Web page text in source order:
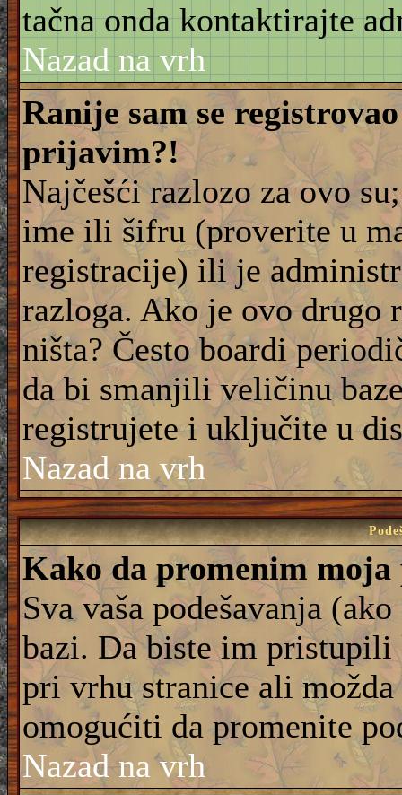
tačna onda kontaktirajte
Nazad na vrh
Ranije sam se
prijavim?!
Najčešći razlozo za ovo
ime ili šifru (proverite u
registracije) ili je
razloga. Ako je ovo drugo
ništa? Često boardi
da bi smanjili veličinu
registrujete i uključite u
Nazad na vrh
Kako da promenim moja
Sva vaša podešavanja
bazi. Da biste im
pri vrhu stranice ali
omogućiti da promenite
Nazad na vrh